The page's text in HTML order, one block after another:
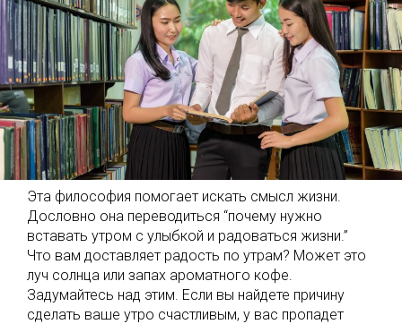
Эта философия помогает искать смысл жизни.
Дословно она переводиться “почему нужно
вставать утром с улыбкой и радоваться жизни.”
Что вам доставляет радость по утрам? Может это
луч солнца или запах ароматного кофе.
Задумайтесь над этим. Если вы найдете причину
сделать ваше утро счастливым, у вас пропадет